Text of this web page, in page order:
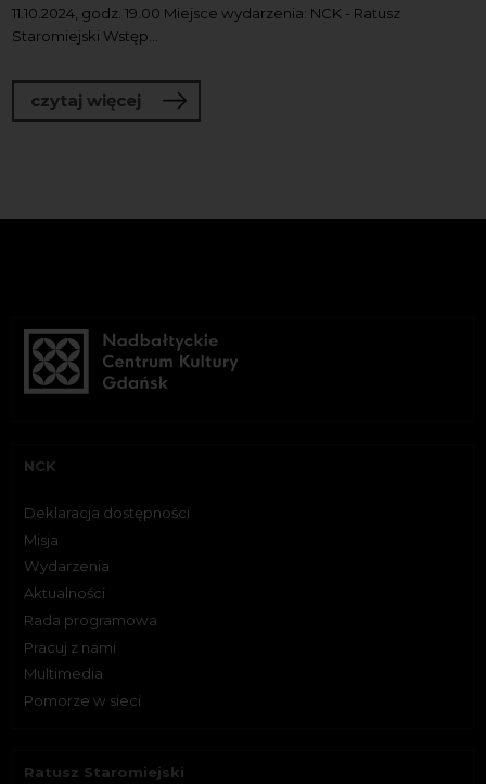
11.10.2024, godz. 19.00 Miejsce wydarzenia: NCK - Ratusz
Staromiejski Wstęp...
czytaj więcej o „Opowiedz mi swoje miasto” –
NCK
Deklaracja dostępności
Misja
Wydarzenia
Aktualności
Rada programowa
Pracuj z nami
Multimedia
Pomorze w sieci
Ratusz Staromiejski